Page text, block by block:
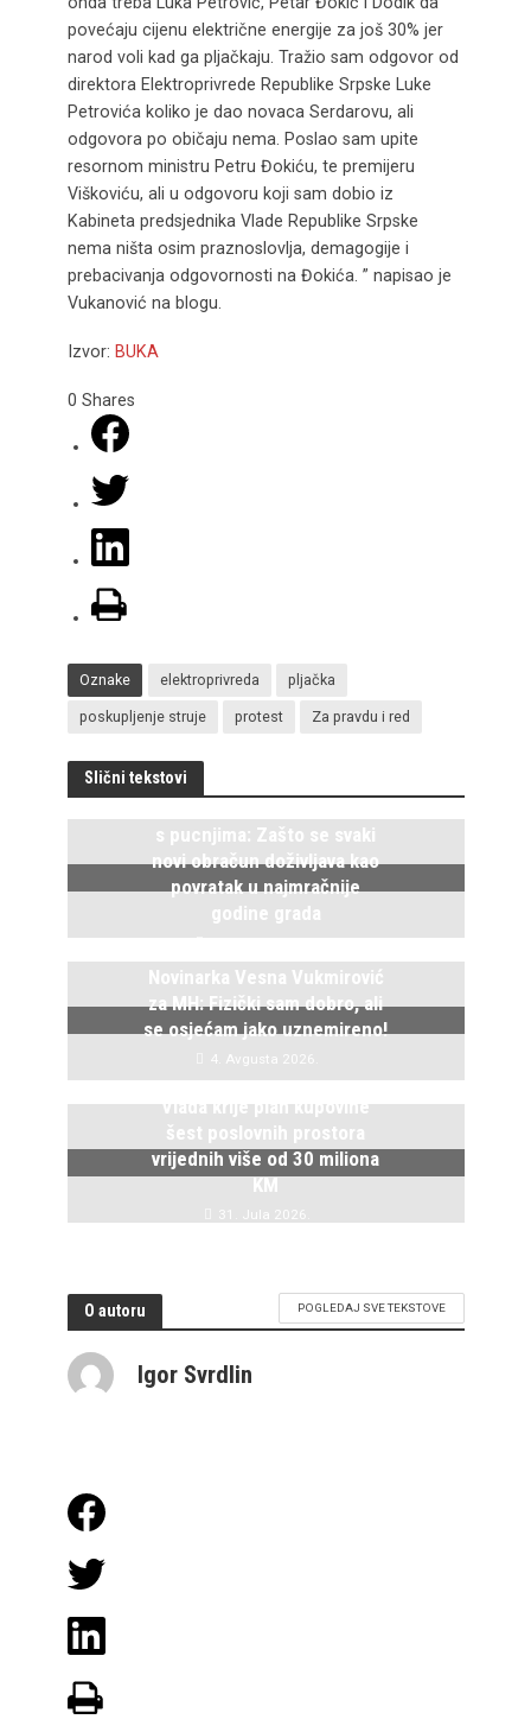
povećaju cijenu električne energije za još 30% jer
narod voli kad ga pljačkaju. Tražio sam odgovor od
direktora Elektroprivrede Republike Srpske Luke
Petrovića koliko je dao novaca Serdarovu, ali
odgovora po običaju nema. Poslao sam upite
resornom ministru Petru Đokiću, te premijeru
Viškoviću, ali u odgovoru koji sam dobio iz
Kabineta predsjednika Vlade Republike Srpske
nema ništa osim praznoslovlja, demagogije i
prebacivanja odgovornosti na Đokića. ” napisao je
Vukanović na blogu.
Izvor: BUKA
0 Shares
Oznake elektroprivreda pljačka
poskupljenje struje protest Za pravdu i red
Slični tekstovi
s pucnjima: Zašto se svaki
novi obračun doživljava kao
povratak u najmračnije
godine grada
5. Avgusta 2026.
Novinarka Vesna Vukmirović
za MH: Fizički sam dobro, ali
se osjećam jako uznemireno!
4. Avgusta 2026.
Vlada krije plan kupovine
šest poslovnih prostora
vrijednih više od 30 miliona
KM
31. Jula 2026.
O autoru POGLEDAJ SVE TEKSTOVE
Igor Svrdlin